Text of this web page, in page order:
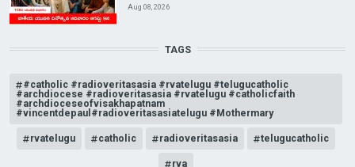
Aug 08, 2026
TAGS
#catholic #radioveritasasia #rvatelugu #telugucatholic
#archdiocese #radioveritasasia #rvatelugu #catholicfaith
#archdioceseofvisakhapatnam
#vincentdepaul#radioveritasasiatelugu #Mothermary
rvatelugu catholic radioveritasasia telugucatholic
rva